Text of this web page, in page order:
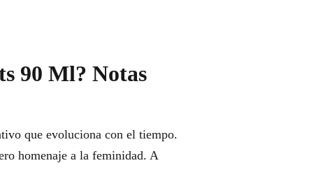
90 Ml? Notas
que evoluciona con el tiempo.
homenaje a la feminidad. A